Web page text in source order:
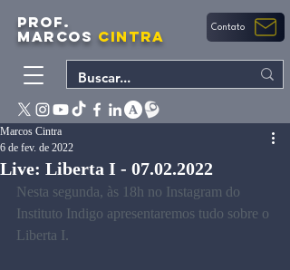
PROF.
MARCOS CINTRA Contato
Live: Liberta I - 07.02.2022
Marcos Cintra
6 de fev. de 2022
Nesta segunda, às 18h no Instagram do
Instituto Indigo apresentaremos tudo sobre o
Liberta I.